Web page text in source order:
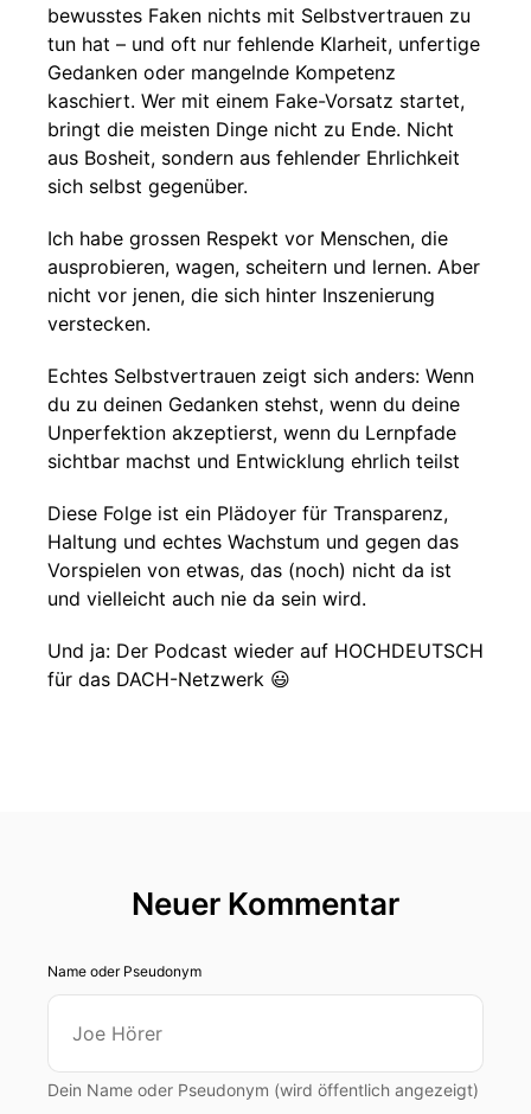
bewusstes Faken nichts mit Selbstvertrauen zu
tun hat – und oft nur fehlende Klarheit, unfertige
Gedanken oder mangelnde Kompetenz
kaschiert. Wer mit einem Fake-Vorsatz startet,
bringt die meisten Dinge nicht zu Ende. Nicht
aus Bosheit, sondern aus fehlender Ehrlichkeit
sich selbst gegenüber.
Ich habe grossen Respekt vor Menschen, die
ausprobieren, wagen, scheitern und lernen. Aber
nicht vor jenen, die sich hinter Inszenierung
verstecken.
Echtes Selbstvertrauen zeigt sich anders: Wenn
du zu deinen Gedanken stehst, wenn du deine
Unperfektion akzeptierst, wenn du Lernpfade
sichtbar machst und Entwicklung ehrlich teilst
Diese Folge ist ein Plädoyer für Transparenz,
Haltung und echtes Wachstum und gegen das
Vorspielen von etwas, das (noch) nicht da ist
und vielleicht auch nie da sein wird.
Und ja: Der Podcast wieder auf HOCHDEUTSCH
für das DACH-Netzwerk 😃
Neuer Kommentar
Name oder Pseudonym
Dein Name oder Pseudonym (wird öffentlich angezeigt)